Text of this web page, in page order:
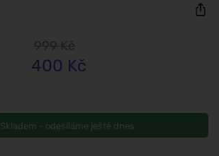
999 Kč
400 Kč
Skladem - odesíláme ještě dnes